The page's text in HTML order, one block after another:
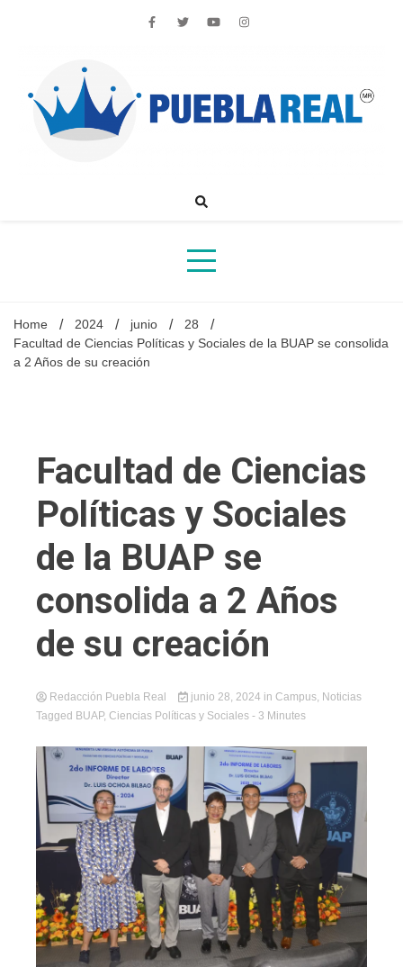
Noticias de actualidad de Puebla, México y el mundo
Home 2024 junio
28
Facultad de Ciencias Políticas y Sociales de la BUAP se consolida
a 2 Años de su creación
Facultad de Ciencias
Políticas y Sociales
de la BUAP se
consolida a 2 Años
de su creación
Redacción Puebla Real junio 28, 2024 in Campus, Noticias
Tagged BUAP, Ciencias Políticas y Sociales - 3 Minutes